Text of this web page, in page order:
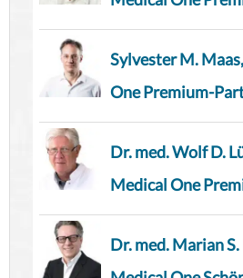
Sylvester M.
One Premium-
Dr. med. Wolf D.
Medical One
Dr. med. Marian